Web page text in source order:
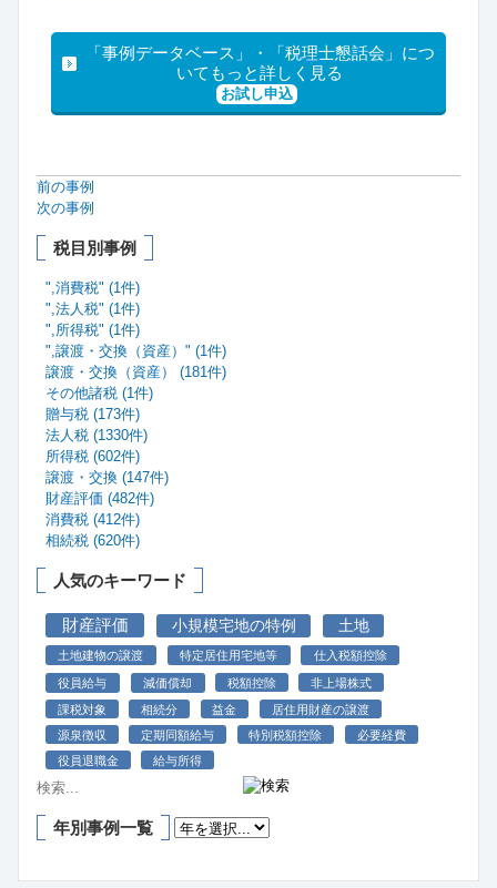
「事例データベース」・「税理士懇話会」につ
いてもっと詳しく見る
お試し申込
前の事例
次の事例
税目別事例
",消費税" (1件)
",法人税" (1件)
",所得税" (1件)
",譲渡・交換（資産）" (1件)
譲渡・交換（資産） (181件)
その他諸税 (1件)
贈与税 (173件)
法人税 (1330件)
所得税 (602件)
譲渡・交換 (147件)
財産評価 (482件)
消費税 (412件)
相続税 (620件)
人気のキーワード
財産評価 小規模宅地の特例 土地
土地建物の譲渡 特定居住用宅地等 仕入税額控除
役員給与 減価償却 税額控除
非上場株式
課税対象
相続分 益金
居住用財産の譲渡
源泉徴収
定期同額給与 特別税額控除
必要経費
役員退職金
給与所得
年別事例一覧